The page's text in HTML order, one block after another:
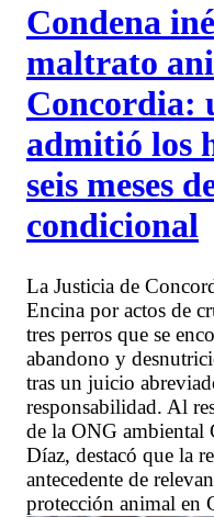
Condena
maltrato
Concordia:
admitió los
seis meses
condicional
La Justicia de
Encina por actos de
tres perros que se
abandono y
tras un juicio
responsabilidad. Al
de la ONG ambiental
Díaz, destacó que la
antecedente de
protección animal en